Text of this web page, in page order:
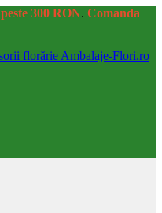
peste 300 RON. Comanda